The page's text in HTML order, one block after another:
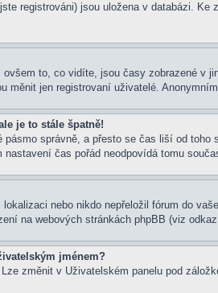
registrováni) jsou uložena v databázi. Ke
to, co vidíte, jsou časy zobrazené v
měnit jen registrovaní uživatelé.
je to stále špatně!
správně, a přesto se čas liší od
nastavení čas pořád neodpovídá tomu
nebo nikdo nepřeložil fórum do
na webových stránkách phpBB (viz
jménem?
změnit v Uživatelském panelu pod